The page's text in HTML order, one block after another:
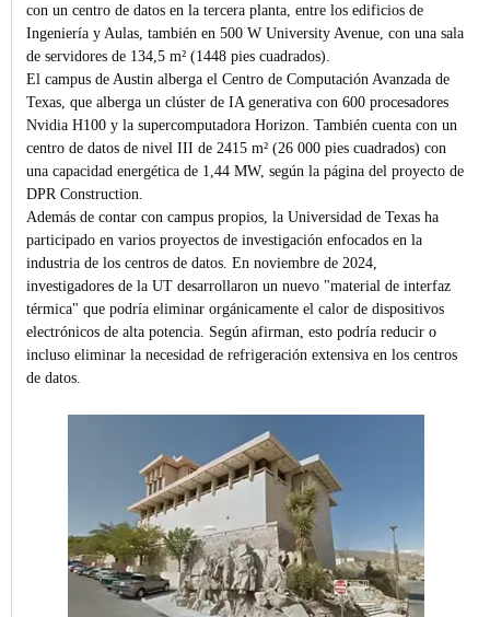
con un centro de datos en la tercera planta, entre los edificios de
Ingeniería y Aulas, también en 500 W University Avenue, con una sala
de servidores de 134,5 m² (1448 pies cuadrados).
El campus de Austin alberga el Centro de Computación Avanzada de
Texas, que alberga un clúster de IA generativa con 600 procesadores
Nvidia H100 y la supercomputadora Horizon. También cuenta con un
centro de datos de nivel III de 2415 m² (26 000 pies cuadrados) con
una capacidad energética de 1,44 MW, según la página del proyecto de
DPR Construction.
Además de contar con campus propios, la Universidad de Texas ha
participado en varios proyectos de investigación enfocados en la
industria de los centros de datos. En noviembre de 2024,
investigadores de la UT desarrollaron un nuevo "material de interfaz
térmica" que podría eliminar orgánicamente el calor de dispositivos
electrónicos de alta potencia. Según afirman, esto podría reducir o
incluso eliminar la necesidad de refrigeración extensiva en los centros
de datos.